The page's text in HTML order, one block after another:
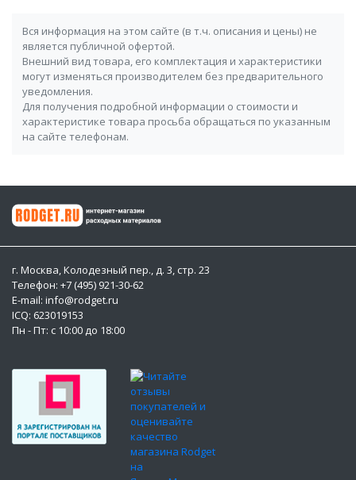
Вся информация на этом сайте (в т.ч. описания и цены) не
является публичной офертой.
Внешний вид товара, его комплектация и характеристики
могут изменяться производителем без предварительного
уведомления.
Для получения подробной информации о стоимости и
характеристике товара просьба обращаться по указанным
на сайте телефонам.
г. Москва, Колодезный пер., д. 3, стр. 23
Телефон: +7 (495) 921-30-62
E-mail: info@rodget.ru
ICQ: 623019153
Пн - Пт: с 10:00 до 18:00